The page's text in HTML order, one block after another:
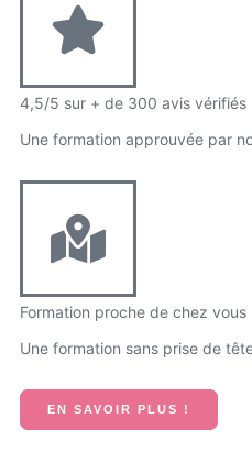
4,5/5 sur + de 300 avis vérifiés
Une formation approuvée par
Formation proche de chez vous
Une formation sans prise de
EN SAVOIR PLUS !